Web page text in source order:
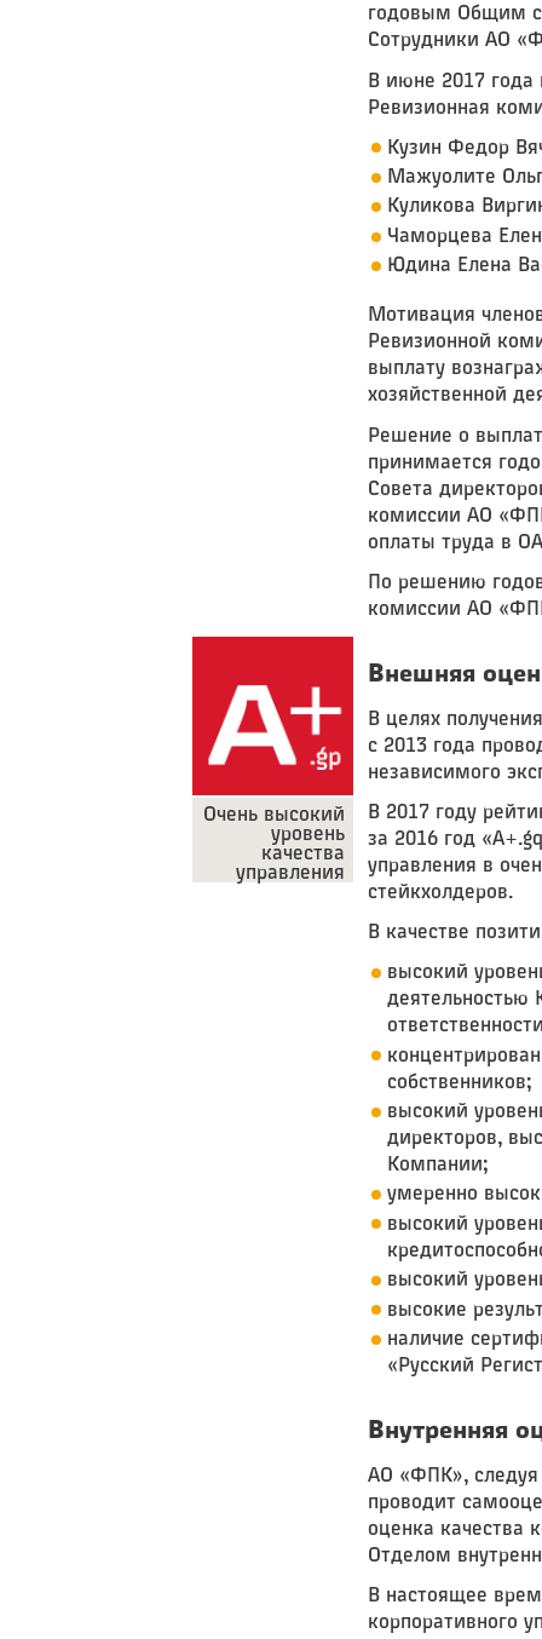
годовым Общим
Сотрудники АО
В июне 2017
Ревизионная
Кузин Федор
Мажуолите
Куликова
Чаморцева
Юдина Елена
Мотивация
Ревизионной
выплату
хозяйственной
Решение о
принимается
Совета
комиссии АО
оплаты труда в
По решению
комиссии АО
Очень высокий
уровень
качества
управления
Внешняя
В целях
с 2013 года
независимого
В 2017 году
за 2016 год
управления в
стейкхолдеров.
В качестве
высокий
деятельностью
собственников;
высокий
директоров,
Компании;
умеренно
высокий
высокий
высокие
наличие
«Русский
Внутренняя
АО «ФПК», следуя
проводит
оценка качества
Отделом
В настоящее
корпоративного